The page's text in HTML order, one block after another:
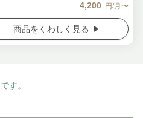
4,200 円/月〜
商品をくわしく見る
す。